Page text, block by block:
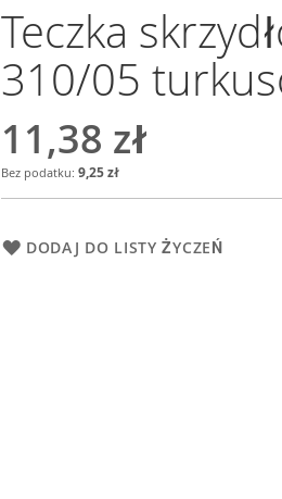
Teczka
310/05
11,38 zł
9,25 zł
DODAJ DO LISTY ŻYCZEŃ